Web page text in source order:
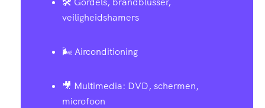
veiligheidshamers
🌬️ Airconditioning
🎥 Multimedia: DVD, schermen,
microfoon